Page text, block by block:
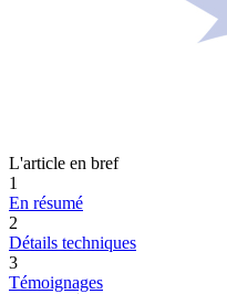
L'article en bref
1
En résumé
2
Détails techniques
3
Témoignages